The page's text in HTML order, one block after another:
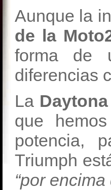
Aunque la
de la
forma de
diferencias
La
que
potencia,
Triumph
“por